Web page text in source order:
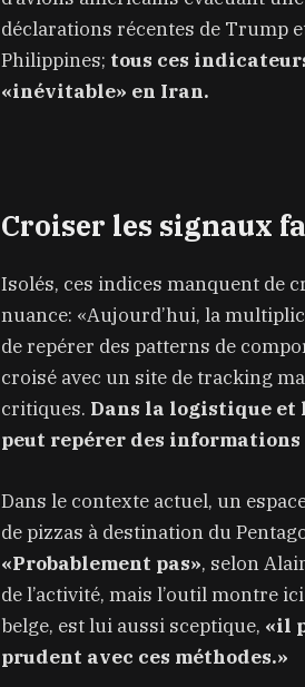
déclarations récentes de Trump
Philippines; tous ces
«inévitable» en Iran.
Croiser les signaux
Isolés, ces indices manquent de
nuance: «Aujourd’hui, la
de repérer des patterns de
croisé avec un site de tracking
critiques. Dans la logistique et
peut repérer des informations
Dans le contexte actuel, un
de pizzas à destination du
«Probablement pas», selon
de l’activité, mais l’outil montre
belge, est lui aussi sceptique, «il
prudent avec ces méthodes.»